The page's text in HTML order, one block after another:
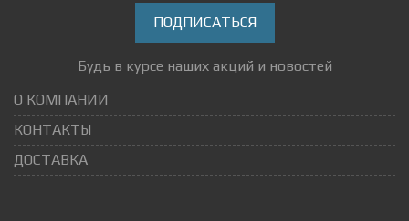
ПОДПИСАТЬСЯ
Будь в курсе наших акций и новостей
О КОМПАНИИ
КОНТАКТЫ
ДОСТАВКА